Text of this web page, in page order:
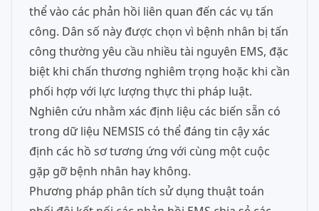
thể vào các phản hồi liên quan đến các vụ tấn
công. Dân số này được chọn vì bệnh nhân bị tấn
công thường yêu cầu nhiều tài nguyên EMS, đặc
biệt khi chấn thương nghiêm trọng hoặc khi cần
phối hợp với lực lượng thực thi pháp luật.
Nghiên cứu nhằm xác định liệu các biến sẵn có
trong dữ liệu NEMSIS có thể đáng tin cậy xác
định các hồ sơ tương ứng với cùng một cuộc
gặp gỡ bệnh nhân hay không.
Phương pháp phân tích sử dụng thuật toán